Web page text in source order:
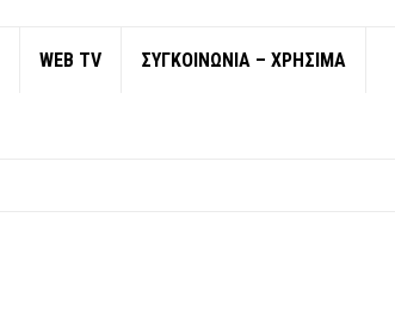
WEB TV ΣΥΓΚΟΙΝΩΝΙΑ – ΧΡΗΣΙΜΑ